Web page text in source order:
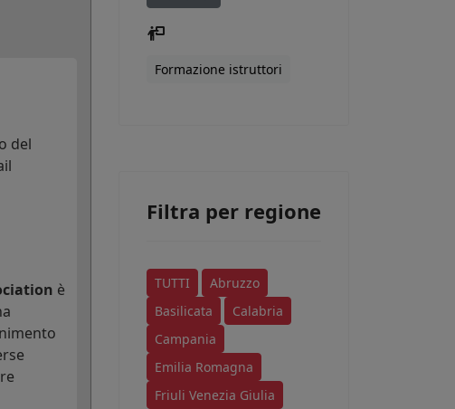
del
è
Formazione istruttori
Filtra per regione
TUTTI
Abruzzo
Basilicata
Calabria
Campania
Emilia Romagna
Friuli Venezia Giulia